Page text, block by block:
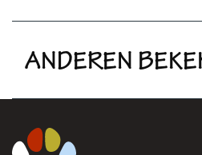
ANDEREN